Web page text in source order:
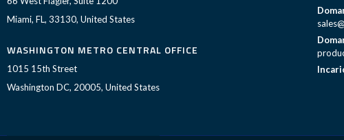
Miami, FL, 33130, United States
WASHINGTON METRO CENTRAL OFFICE
1015 15th Street
Washington DC, 20005, United States